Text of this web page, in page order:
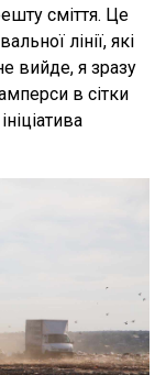
сміття. Це
лінії, які
вийде, я зразу
в сітки